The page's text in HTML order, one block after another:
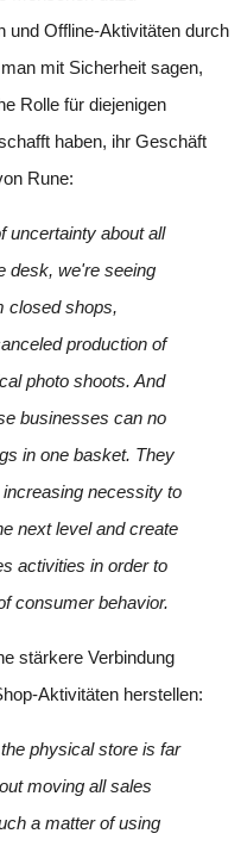
und Offline-Aktivitäten durch
mit Sicherheit sagen,
Rolle für diejenigen
haben, ihr Geschäft
Rune:
uncertainty about all
desk, we're seeing
closed shops,
production of
photo shoots. And
businesses can no
in one basket. They
increasing necessity to
next level and create
activities in order to
consumer behavior.
stärkere Verbindung
Aktivitäten herstellen:
physical store is far
moving all sales
a matter of using